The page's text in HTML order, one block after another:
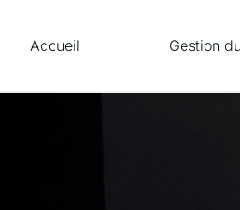
Accueil Gestion